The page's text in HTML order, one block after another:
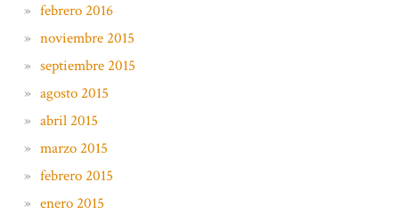
febrero 2016
noviembre 2015
septiembre 2015
agosto 2015
abril 2015
marzo 2015
febrero 2015
enero 2015